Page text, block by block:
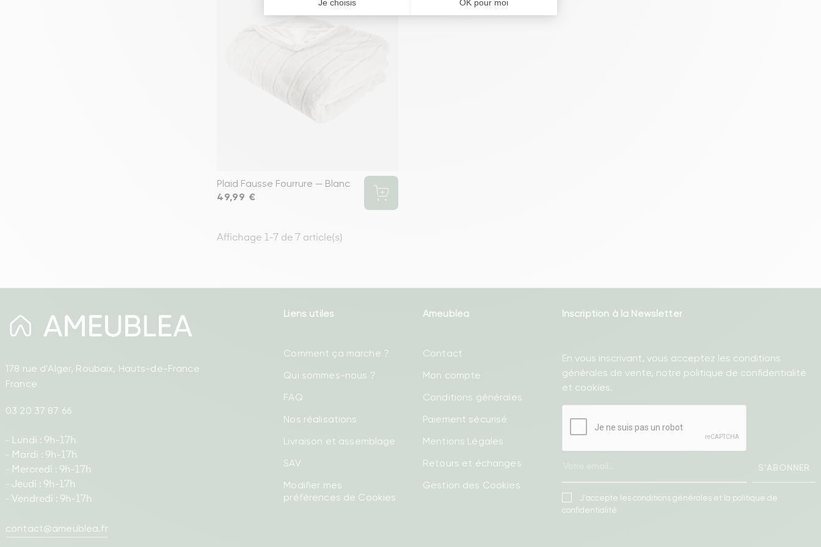
Plaid Fausse Fourrure — Blanc
Prix
49,99 €
Affichage 1-7 de 7 article(s)
178 rue d'Alger, Roubaix, Hauts-de-France
France
03 20 37 87 66
- Lundi : 9h-17h
- Mardi : 9h-17h
- Mercredi : 9h-17h
- Jeudi : 9h-17h
- Vendredi : 9h-17h
contact@ameublea.fr
Liens utiles
Comment ça marche ?
Qui sommes-nous ?
FAQ
Nos réalisations
Livraison et assemblage
SAV
Modifier mes
préférences de Cookies
Ameublea
Contact
Mon compte
Conditions générales
Paiement sécurisé
Mentions Légales
Retours et échanges
Gestion des Cookies
Inscription à la Newsletter
En vous inscrivant, vous acceptez les conditions
générales de vente, notre politique de confidentialité
et cookies.
S'ABONNER
J'accepte les conditions générales et la politique de
confidentialité